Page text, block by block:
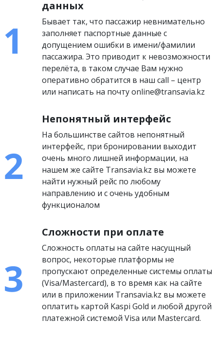
данных
Бывает так, что пассажир невнимательно
заполняет паспортные данные с
допущением ошибки в имени/фамилии
пассажира. Это приводит к невозможности
перелёта, в таком случае Вам нужно
оперативно обратится в наш call – центр
или написать на почту online@transavia.kz
Непонятный интерфейс
На большинстве сайтов непонятный
интерфейс, при бронировании выходит
очень много лишней информации, на
нашем же сайте Transavia.kz вы можете
найти нужный рейс по любому
направлению и с очень удобным
функционалом
Сложности при оплате
Сложность оплаты на сайте насущный
вопрос, некоторые платформы не
пропускают определенные системы оплаты
(Visa/Mastercard), в то время как на сайте
или в приложении Transavia.kz вы можете
оплатить картой Kaspi Gold и любой другой
платежной системой Visa или Mastercard.